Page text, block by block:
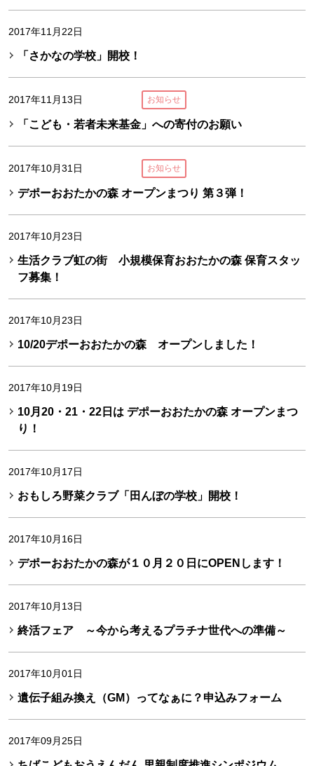
2017年11月22日
「さかなの学校」開校！
2017年11月13日 お知らせ
「こども・若者未来基金」への寄付のお願い
2017年10月31日 お知らせ
デポーおおたかの森 オープンまつり 第３弾！
2017年10月23日
生活クラブ虹の街 小規模保育おおたかの森 保育スタッ
フ募集！
2017年10月23日
10/20デポーおおたかの森 オープンしました！
2017年10月19日
10月20・21・22日は デポーおおたかの森 オープンまつ
り！
2017年10月17日
おもしろ野菜クラブ「田んぼの学校」開校！
2017年10月16日
デポーおおたかの森が１０月２０日にOPENします！
2017年10月13日
終活フェア ～今から考えるプラチナ世代への準備～
2017年10月01日
遺伝子組み換え（GM）ってなぁに？申込みフォーム
2017年09月25日